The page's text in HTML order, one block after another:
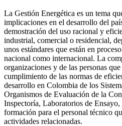
La Gestión Energética es un tema
implicaciones en el desarrollo del
demostración del uso racional y
industrial, comercial o residencial,
unos estándares que están en
nacional como internacional. La
organizaciones y de las personas
cumplimiento de las normas de
desarrollo en Colombia de los
Organismos de Evaluación de la
Inspectoría, Laboratorios de
formación para el personal técnico
actividades relacionadas.